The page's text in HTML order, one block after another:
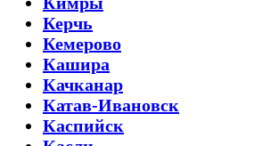
Керчь
Кемерово
Кашира
Качканар
Катав-Ивановск
Каспийск